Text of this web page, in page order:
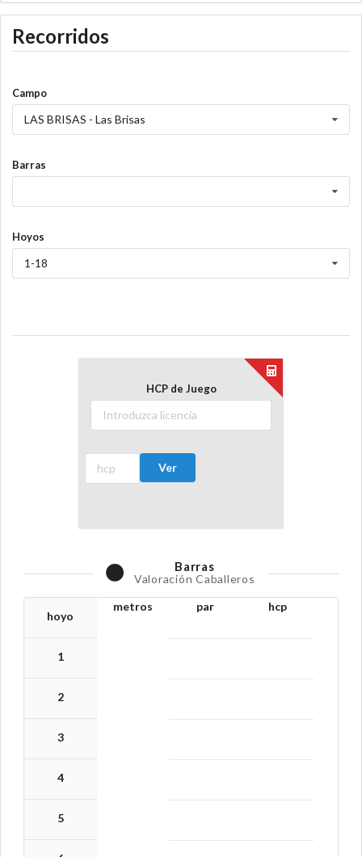
Recorridos
Campo
LAS BRISAS - Las Brisas
Barras
Hoyos
1-18
HCP de Juego
Ver
Barras
Valoración Caballeros
hoyo
1
2
3
4
5
metros par hcp